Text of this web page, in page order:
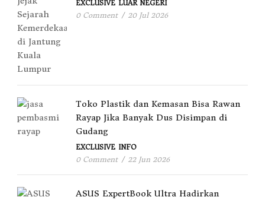
EXCLUSIVE LUAR NEGERI
0 Comment / 20 Jul 2026
Toko Plastik dan Kemasan Bisa Rawan
Rayap Jika Banyak Dus Disimpan di
Gudang
EXCLUSIVE INFO
0 Comment / 22 Jun 2026
ASUS ExpertBook Ultra Hadirkan